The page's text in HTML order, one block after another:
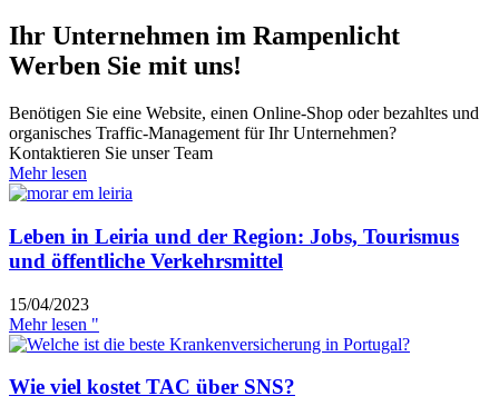
Ihr Unternehmen im Rampenlicht
Werben Sie mit uns!
Benötigen Sie eine Website, einen Online-Shop oder bezahltes und
organisches Traffic-Management für Ihr Unternehmen?
Kontaktieren Sie unser Team
Mehr lesen
Leben in Leiria und der Region: Jobs, Tourismus
und öffentliche Verkehrsmittel
15/04/2023
Mehr lesen "
Wie viel kostet TAC über SNS?